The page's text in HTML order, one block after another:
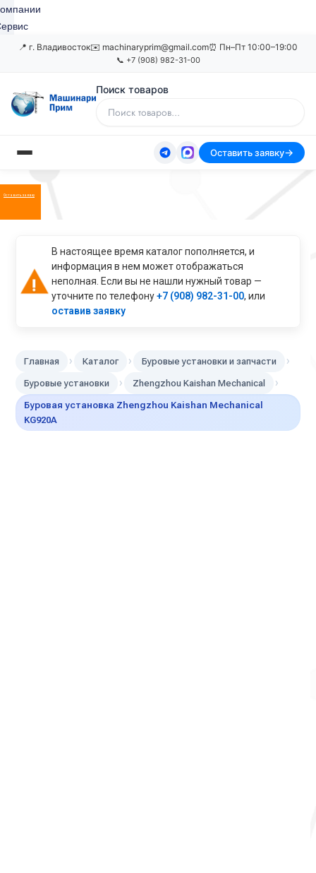
📍 г. Владивосток✉️ machinaryprim@gmail.com⏰ Пн–Пт 10:00–19:00
📞 +7 (908) 982-31-00
Поиск товаров
Оставить заявку
Оставить заявку
В настоящее время каталог пополняется, и
информация в нем может отображаться
неполная. Если вы не нашли нужный товар —
уточните по телефону+7 (908) 982-31-00, или
оставив заявку
Главная › Каталог › Буровые установки и запчасти ›
Буровые установки › Zhengzhou Kaishan Mechanical ›
Буровая установка Zhengzhou Kaishan Mechanical
KG920A